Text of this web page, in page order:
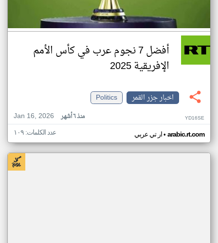
أفضل 7 نجوم عرب في كأس الأمم
الإفريقية 2025
اخبار جزر القمر
Politics
Jan 16, 2026
منذ ٦ أشهر YD16SE
ار تي عربي• arabic.rt.com عدد الكلمات: ١٠٩